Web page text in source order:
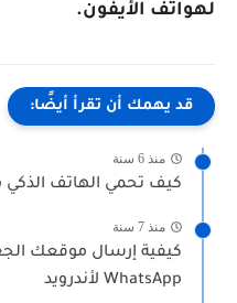
لهواتف الأيفون.
قد يهمك أن تقرأ أيضًا:
منذ 6 سنة
كيف تحمي الهاتف الذكي من
منذ 7 سنة
كيفية إرسال موقعك
WhatsApp لأندرويد